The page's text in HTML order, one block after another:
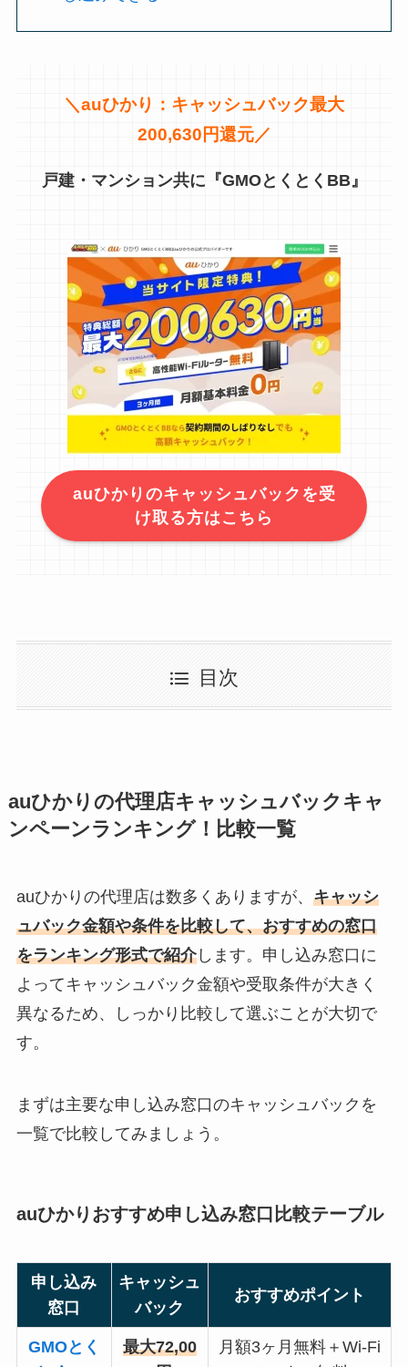
＼auひかり：キャッシュバック最大
200,630円還元／
戸建・マンション共に『GMOとくとくBB』
auひかりのキャッシュバックを受
け取る方はこちら
目次
auひかりの代理店キャッシュバックキャ
ンペーンランキング！比較一覧
auひかりの代理店は数多くありますが、 キャッシ
ュバック金額や条件を比較して、おすすめの窓口
をランキング形式で紹介します。申し込み窓口に
よってキャッシュバック金額や受取条件が大きく
異なるため、しっかり比較して選ぶことが大切で
す。
まずは主要な申し込み窓口のキャッシュバックを
一覧で比較してみましょう。
auひかりおすすめ申し込み窓口比較テーブル
申し込み
窓口
キャッシュ
バック
おすすめポイント
GMOとく
最大72,00
月額3ヶ月無料＋Wi-Fi